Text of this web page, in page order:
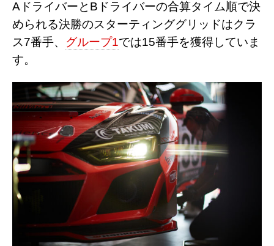
AドライバーとBドライバーの合算タイム順で決
められる決勝のスターティンググリッドはクラ
ス7番手、 グループ1では15番手を獲得していま
す。